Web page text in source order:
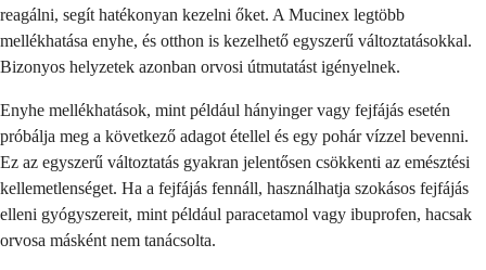
reagálni, segít hatékonyan kezelni őket. A Mucinex legtöbb
mellékhatása enyhe, és otthon is kezelhető egyszerű változtatásokkal.
Bizonyos helyzetek azonban orvosi útmutatást igényelnek.
Enyhe mellékhatások, mint például hányinger vagy fejfájás esetén
próbálja meg a következő adagot étellel és egy pohár vízzel bevenni.
Ez az egyszerű változtatás gyakran jelentősen csökkenti az emésztési
kellemetlenséget. Ha a fejfájás fennáll, használhatja szokásos fejfájás
elleni gyógyszereit, mint például paracetamol vagy ibuprofen, hacsak
orvosa másként nem tanácsolta.